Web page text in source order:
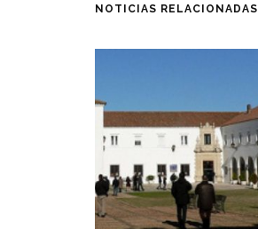
NOTICIAS RELACIONADAS